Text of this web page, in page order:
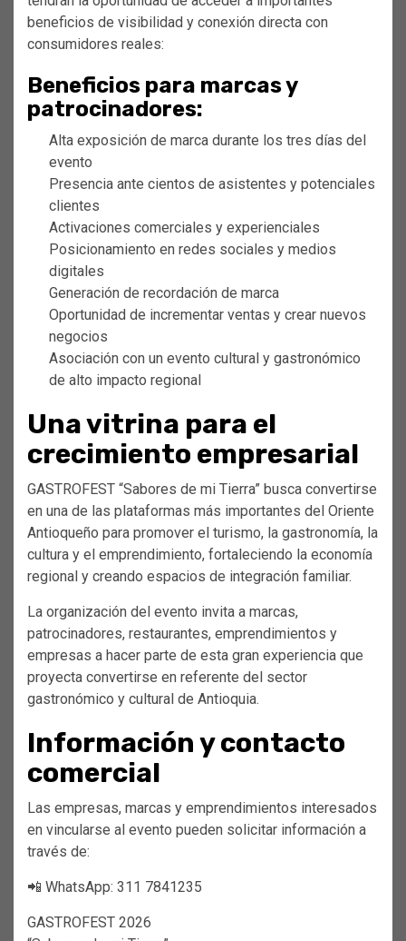
beneficios de visibilidad y conexión directa con
consumidores reales:
Beneficios para marcas y
patrocinadores:
Alta exposición de marca durante los tres días del
evento
Presencia ante cientos de asistentes y potenciales
clientes
Activaciones comerciales y experienciales
Posicionamiento en redes sociales y medios
digitales
Generación de recordación de marca
Oportunidad de incrementar ventas y crear nuevos
negocios
Asociación con un evento cultural y gastronómico
de alto impacto regional
Una vitrina para el
crecimiento empresarial
GASTROFEST “Sabores de mi Tierra” busca convertirse
en una de las plataformas más importantes del Oriente
Antioqueño para promover el turismo, la gastronomía, la
cultura y el emprendimiento, fortaleciendo la economía
regional y creando espacios de integración familiar.
La organización del evento invita a marcas,
patrocinadores, restaurantes, emprendimientos y
empresas a hacer parte de esta gran experiencia que
proyecta convertirse en referente del sector
gastronómico y cultural de Antioquia.
Información y contacto
comercial
Las empresas, marcas y emprendimientos interesados
en vincularse al evento pueden solicitar información a
través de:
📲 WhatsApp: 311 7841235
GASTROFEST 2026